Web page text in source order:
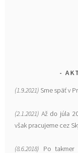
(1.9.2021) Sme späť v
(2.1.2021) Až do júla
však pracujeme cez
(8.6.2018) Po